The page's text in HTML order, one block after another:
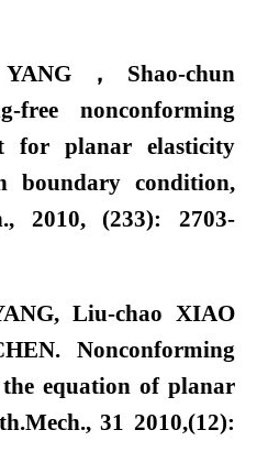
，Shao-chun
free nonconforming
for planar elasticity
boundary condition,
2010, (233): 2703-
Liu-chao XIAO
Nonconforming
equation of planar
31 2010,(12):